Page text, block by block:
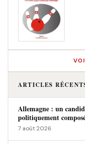
ARTICLES
Allemagne : un
politiquement
7 août 2026